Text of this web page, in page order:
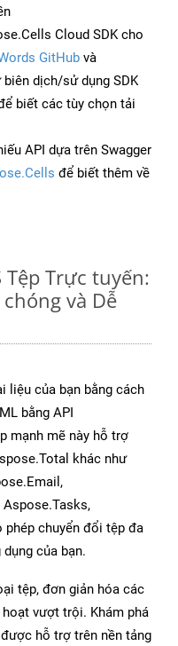
Cloud SDK cho
GitHub và
dịch/sử dụng SDK
biết các tùy chọn tải
API dựa trên Swagger
để biết thêm về
Tệp Trực tuyến:
và Dễ
liệu của bạn bằng cách
bằng API
mạnh mẽ này hỗ trợ
khác như
chuyển đổi tệp đa
của bạn.
tệp, đơn giản hóa các
vượt trội. Khám phá
hỗ trợ trên nền tảng